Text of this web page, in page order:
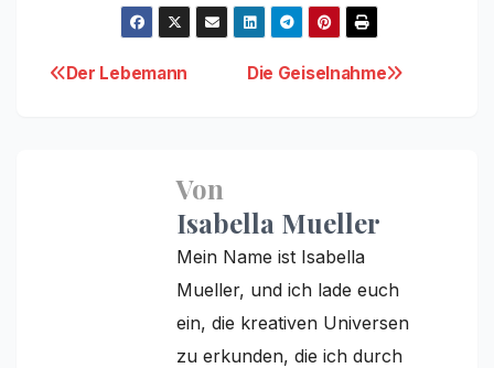
Beitragsnavigation
Die Geiselnahme
Der Lebemann
Von
Isabella Mueller
Mein Name ist Isabella
Mueller, und ich lade euch
ein, die kreativen Universen
zu erkunden, die ich durch